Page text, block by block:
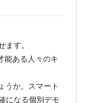
ます。
能ある人々のキ
うか。スマート
になる個別デモ